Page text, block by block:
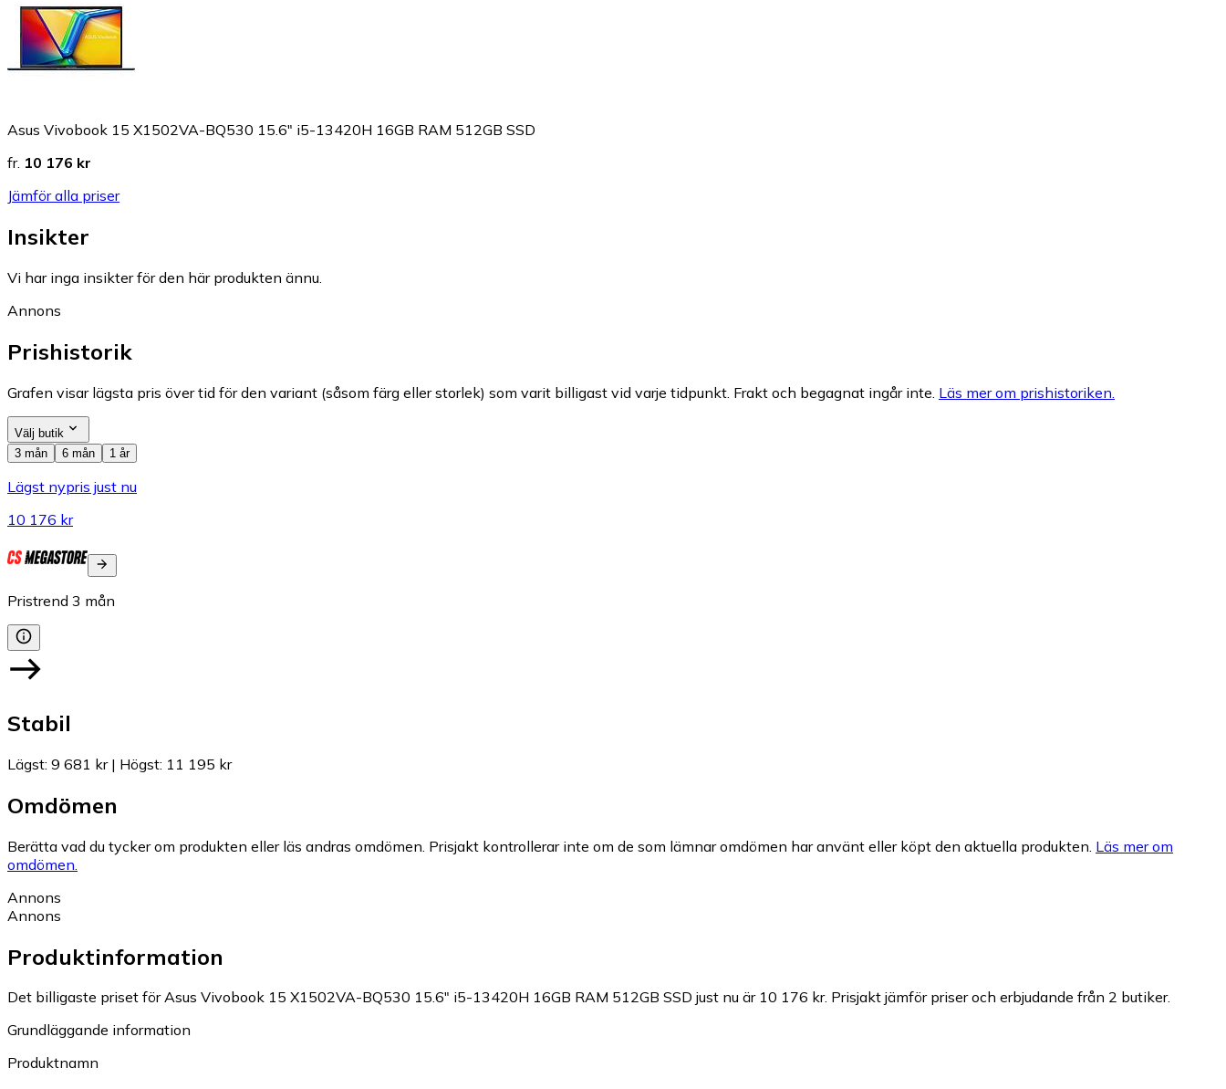
Asus Vivobook 15 X1502VA-BQ530 15.6" i5-13420H 16GB RAM 512GB SSD
fr. 10 176 kr
Jämför alla priser
Insikter
Vi har inga insikter för den här produkten ännu.
Annons
Prishistorik
Grafen visar lägsta pris över tid för den variant (såsom färg eller storlek) som varit billigast vid varje tidpunkt. Frakt och begagnat ingår inte. Läs mer om prishistoriken.
Välj butik
3 mån
6 mån 1 år
Lägst nypris just nu
10 176 kr
Pristrend 3 mån
Stabil
Lägst: 9 681 kr| Högst: 11 195 kr
Omdömen
Berätta vad du tycker om produkten eller läs andras omdömen. Prisjakt kontrollerar inte om de som lämnar omdömen har använt eller köpt den aktuella produkten. Läs mer om
omdömen.
Annons
Annons
Produktinformation
Det billigaste priset för Asus Vivobook 15 X1502VA-BQ530 15.6" i5-13420H 16GB RAM 512GB SSD just nu är 10 176 kr. Prisjakt jämför priser och erbjudande från 2 butiker.
Grundläggande information
Produktnamn